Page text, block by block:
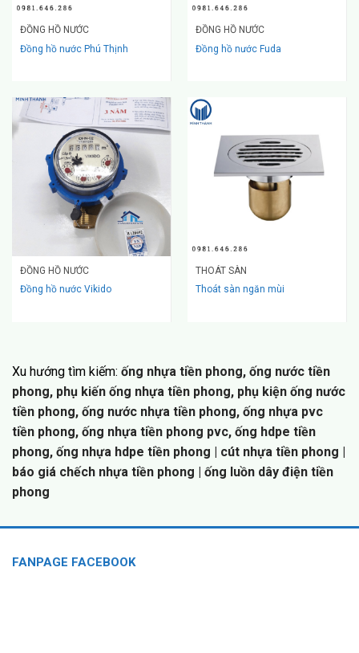
ĐỒNG HỒ NƯỚC
Đồng hồ nước Phú Thịnh
ĐỒNG HỒ NƯỚC
Đồng hồ nước Fuda
ĐỒNG HỒ NƯỚC
Đồng hồ nước Vikido
THOÁT SÀN
Thoát sàn ngăn mùi
Xu hướng tìm kiếm: ống nhựa tiền phong, ống nước tiền
phong, phụ kiến ống nhựa tiền phong, phụ kiện ống nước
tiền phong, ống nước nhựa tiền phong, ống nhựa pvc
tiền phong, ống nhựa tiền phong pvc, ống hdpe tiền
phong, ống nhựa hdpe tiền phong
cút nhựa tiền phong |
báo giá chếch nhựa tiền phong | ống luồn dây điện tiền
phong
FANPAGE FACEBOOK